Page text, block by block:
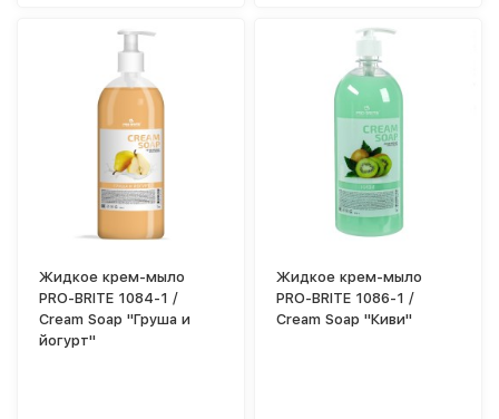
Жидкое крем-мыло
PRO-BRITE 1084-1 /
Cream Soap "Груша и
йогурт"
Жидкое крем-мыло
PRO-BRITE 1086-1 /
Cream Soap "Киви"